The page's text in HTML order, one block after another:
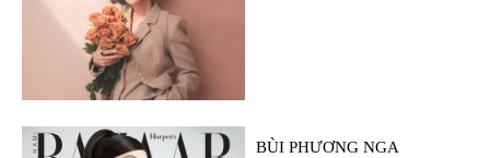
BÙI PHƯƠNG NGA